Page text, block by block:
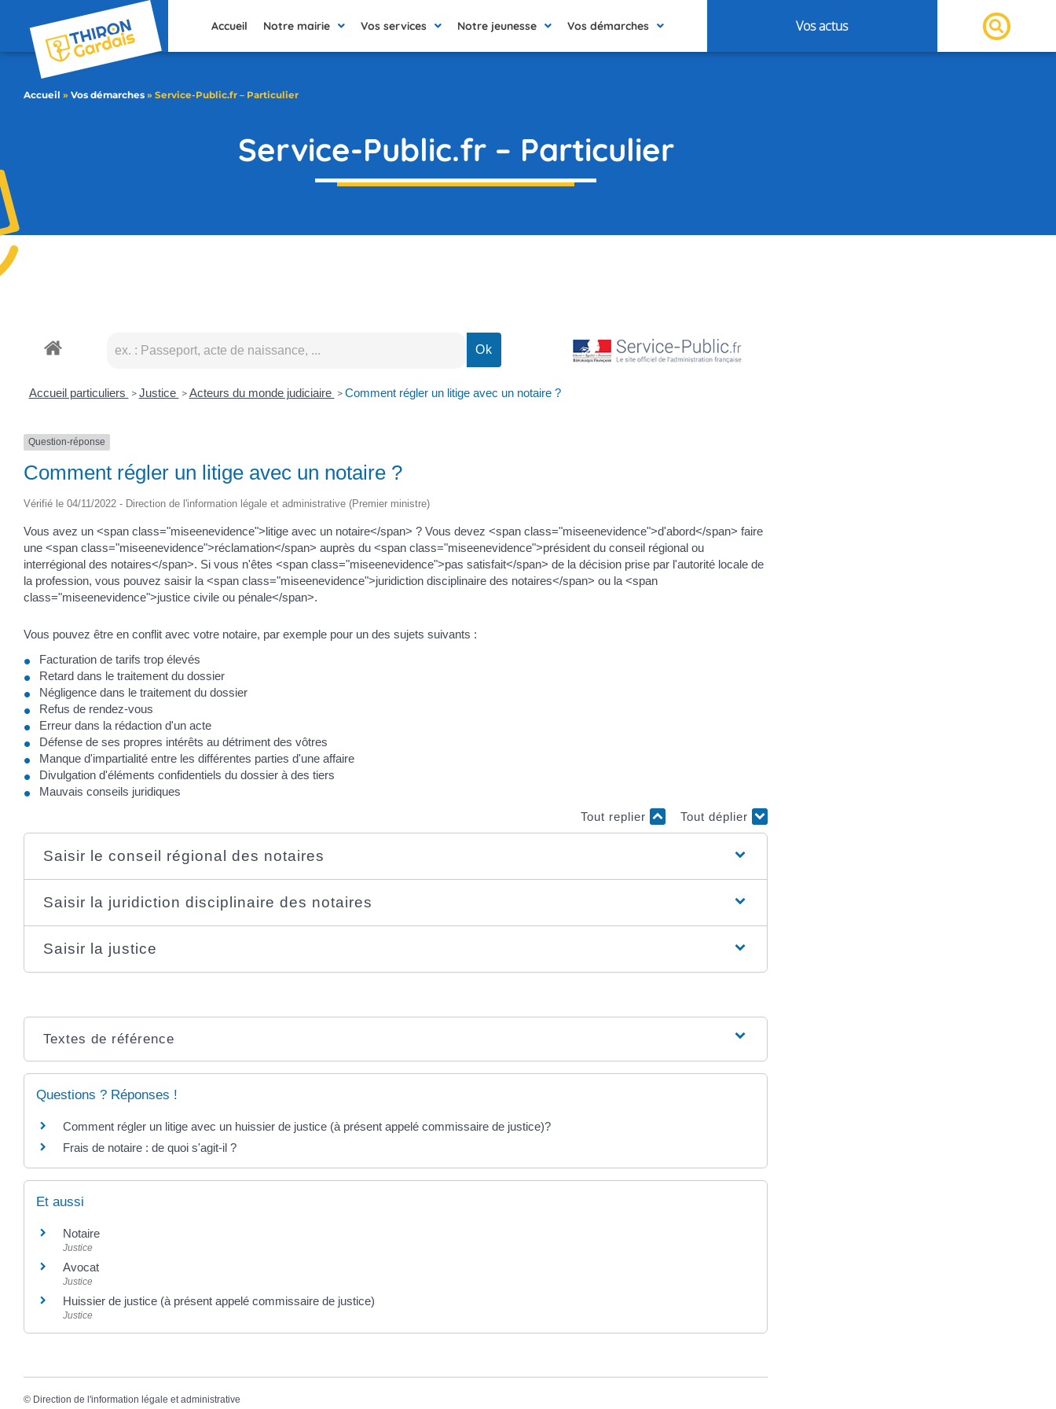
Accueil Notre mairie Vos services Notre jeunesse Vos démarches Vos actus
Accueil » Vos démarches » Service-Public.fr – Particulier
Service-Public.fr – Particulier
Accueil particuliers > Justice > Acteurs du monde judiciaire > Comment régler un litige avec un notaire ?
Question-réponse
Comment régler un litige avec un notaire ?
Vérifié le 04/11/2022 - Direction de l'information légale et administrative (Premier ministre)
Vous avez un <span class="miseenevidence">litige avec un notaire</span> ? Vous devez <span class="miseenevidence">d'abord</span> faire
une <span class="miseenevidence">réclamation</span> auprès du <span class="miseenevidence">président du conseil régional ou
interrégional des notaires</span>. Si vous n'êtes <span class="miseenevidence">pas satisfait</span> de la décision prise par l'autorité locale de
la profession, vous pouvez saisir la <span class="miseenevidence">juridiction disciplinaire des notaires</span> ou la <span
class="miseenevidence">justice civile ou pénale</span>.
Vous pouvez être en conflit avec votre notaire, par exemple pour un des sujets suivants :
Facturation de tarifs trop élevés
Retard dans le traitement du dossier
Négligence dans le traitement du dossier
Refus de rendez-vous
Erreur dans la rédaction d'un acte
Défense de ses propres intérêts au détriment des vôtres
Manque d'impartialité entre les différentes parties d'une affaire
Divulgation d'éléments confidentiels du dossier à des tiers
Mauvais conseils juridiques
Tout replier
Tout déplier
Saisir le conseil régional des notaires
Saisir la juridiction disciplinaire des notaires
Saisir la justice
Textes de référence
Questions ? Réponses !
Comment régler un litige avec un huissier de justice (à présent appelé commissaire de justice)?
Frais de notaire : de quoi s'agit-il ?
Et aussi
Notaire
Justice
Avocat
Justice
Huissier de justice (à présent appelé commissaire de justice)
Justice
© Direction de l'information légale et administrative